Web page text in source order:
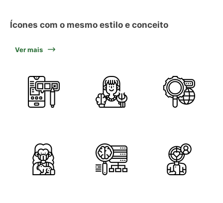
Ícones com o mesmo estilo e conceito
Ver mais